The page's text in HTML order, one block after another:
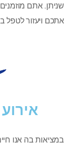
שניתן. אתם
אתכם ויעזור לטפל
במציאות בה אנו